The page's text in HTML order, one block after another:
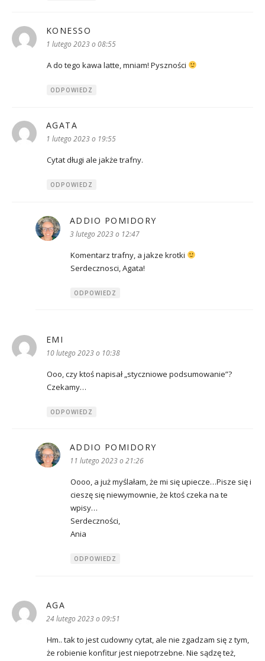
KONESSO
1 lutego 2023 o 08:55
A do tego kawa latte, mniam! Pyszności
ODPOWIEDZ
AGATA
1 lutego 2023 o 19:55
Cytat długi ale jakże trafny.
ODPOWIEDZ
ADDIO POMIDORY
3 lutego 2023 o 12:47
Komentarz trafny, a jakze krotki
Serdecznosci, Agata!
ODPOWIEDZ
EMI
10 lutego 2023 o 10:38
Ooo, czy ktoś napisał „styczniowe podsumowanie”?
Czekamy…
ODPOWIEDZ
ADDIO POMIDORY
11 lutego 2023 o 21:26
Oooo, a już myślałam, że mi się upiecze…Pisze się i
cieszę się niewymownie, że ktoś czeka na te
wpisy…
Serdeczności,
Ania
ODPOWIEDZ
AGA
24 lutego 2023 o 09:51
Hm.. tak to jest cudowny cytat, ale nie zgadzam się z tym,
że robienie konfitur jest niepotrzebne. Nie sądzę też,